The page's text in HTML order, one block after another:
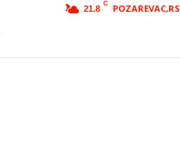
21.8
C POZAREVAC,RS